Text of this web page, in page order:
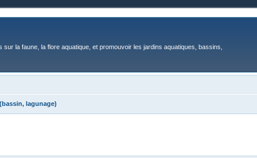
la faune, la flore aquatique, et promouvoir les jardins aquatiques, bassins,
lagunage)